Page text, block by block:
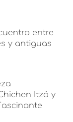
entre
y antiguas
Itzá y